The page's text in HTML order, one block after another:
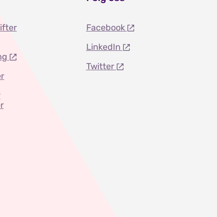
Facebook
LinkedIn
Twitter